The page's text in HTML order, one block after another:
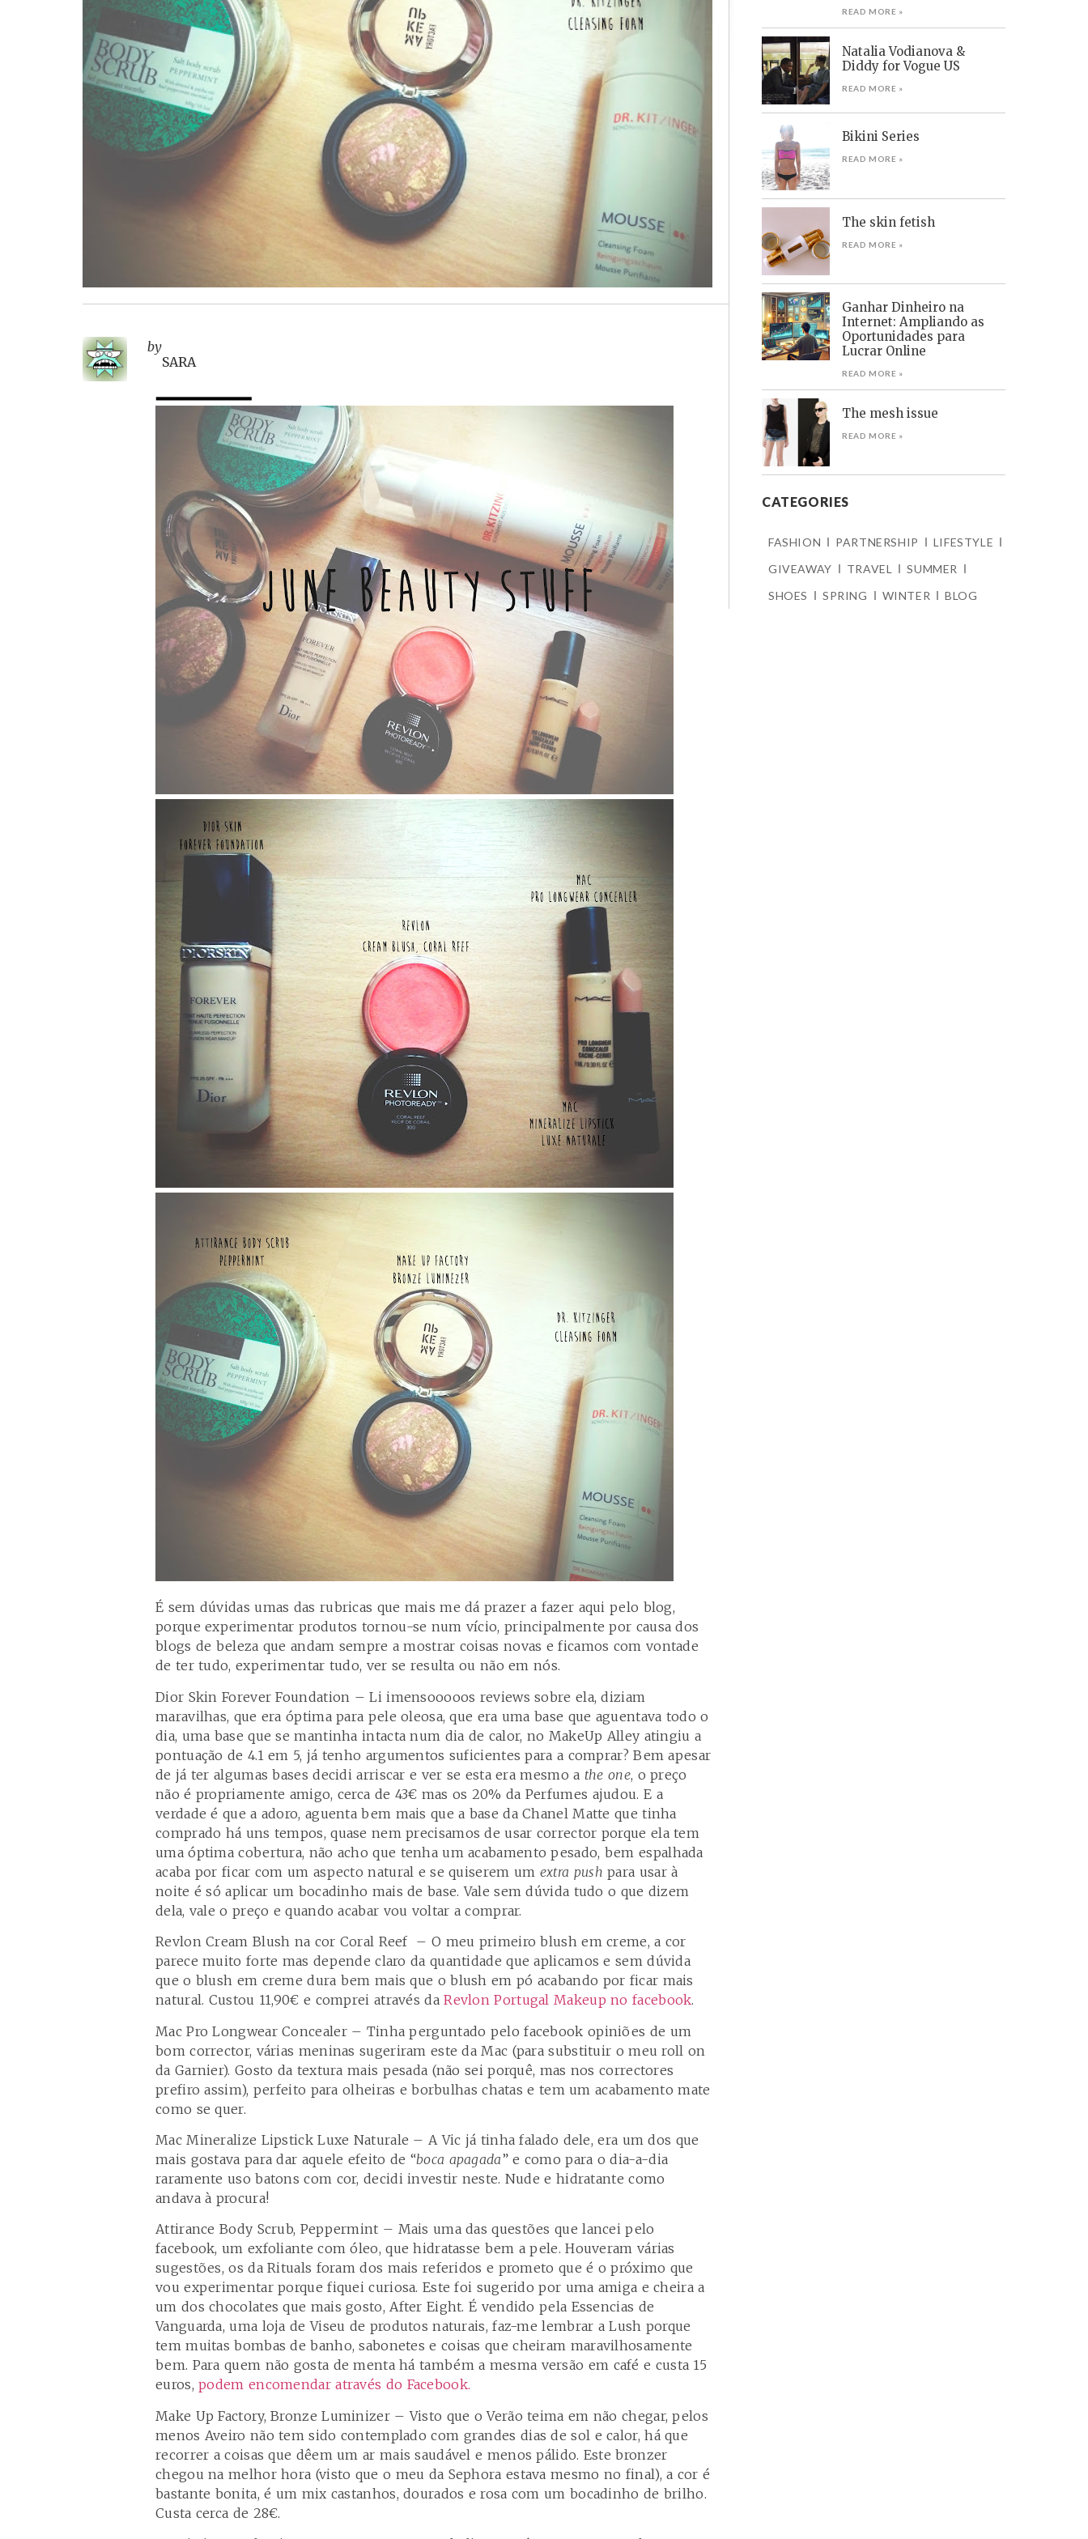
by
SARA
É sem dúvidas umas das rubricas que mais me dá prazer a fazer aqui pelo blog,
porque experimentar produtos tornou-se num vício, principalmente por causa dos
blogs de beleza que andam sempre a mostrar coisas novas e ficamos com vontade
de ter tudo, experimentar tudo, ver se resulta ou não em nós.
Dior Skin Forever Foundation – Li imensooooos reviews sobre ela, diziam
maravilhas, que era óptima para pele oleosa, que era uma base que aguentava todo o
dia, uma base que se mantinha intacta num dia de calor, no MakeUp Alley atingiu a
pontuação de 4.1 em 5, já tenho argumentos suficientes para a comprar? Bem apesar
de já ter algumas bases decidi arriscar e ver se esta era mesmo a the one, o preço
não é propriamente amigo, cerca de 43€ mas os 20% da Perfumes ajudou. E a
verdade é que a adoro, aguenta bem mais que a base da Chanel Matte que tinha
comprado há uns tempos, quase nem precisamos de usar corrector porque ela tem
uma óptima cobertura, não acho que tenha um acabamento pesado, bem espalhada
acaba por ficar com um aspecto natural e se quiserem um extra push para usar à
noite é só aplicar um bocadinho mais de base. Vale sem dúvida tudo o que dizem
dela, vale o preço e quando acabar vou voltar a comprar.
Revlon Cream Blush na cor Coral Reef – O meu primeiro blush em creme, a cor
parece muito forte mas depende claro da quantidade que aplicamos e sem dúvida
que o blush em creme dura bem mais que o blush em pó acabando por ficar mais
natural. Custou 11,90€ e comprei através daRevlon Portugal Makeup no facebook.
Mac Pro Longwear Concealer – Tinha perguntado pelo facebook opiniões de um
bom corrector, várias meninas sugeriram este da Mac (para substituir o meu roll on
da Garnier). Gosto da textura mais pesada (não sei porquê, mas nos correctores
prefiro assim), perfeito para olheiras e borbulhas chatas e tem um acabamento mate
como se quer.
Mac Mineralize Lipstick Luxe Naturale – A Vic já tinha falado dele, era um dos que
mais gostava para dar aquele efeito de “boca apagada” e como para o dia-a-dia
raramente uso batons com cor, decidi investir neste. Nude e hidratante como
andava à procura!
Attirance Body Scrub, Peppermint – Mais uma das questões que lancei pelo
facebook, um exfoliante com óleo, que hidratasse bem a pele. Houveram várias
sugestões, os da Rituals foram dos mais referidos e prometo que é o próximo que
vou experimentar porque fiquei curiosa. Este foi sugerido por uma amiga e cheira a
um dos chocolates que mais gosto, After Eight. É vendido pela Essencias de
Vanguarda, uma loja de Viseu de produtos naturais, faz-me lembrar a Lush porque
tem muitas bombas de banho, sabonetes e coisas que cheiram maravilhosamente
bem. Para quem não gosta de menta há também a mesma versão em café e custa 15
euros,podem encomendar através do Facebook.
Make Up Factory, Bronze Luminizer – Visto que o Verão teima em não chegar, pelos
menos Aveiro não tem sido contemplado com grandes dias de sol e calor, há que
recorrer a coisas que dêem um ar mais saudável e menos pálido. Este bronzer
chegou na melhor hora (visto que o meu da Sephora estava mesmo no final), a cor é
bastante bonita, é um mix castanhos, dourados e rosa com um bocadinho de brilho.
Custa cerca de 28€.
READ MORE »
Natalia Vodianova &
Diddy for Vogue US
READ MORE »
Bikini Series
READ MORE »
The skin fetish
READ MORE »
Ganhar Dinheiro na
Internet: Ampliando as
Oportunidades para
Lucrar Online
READ MORE »
The mesh issue
READ MORE »
CATEGORIES
FASHION PARTNERSHIP
LIFESTYLE
GIVEAWAY
TRAVEL
SUMMER
SHOES
SPRING WINTER BLOG